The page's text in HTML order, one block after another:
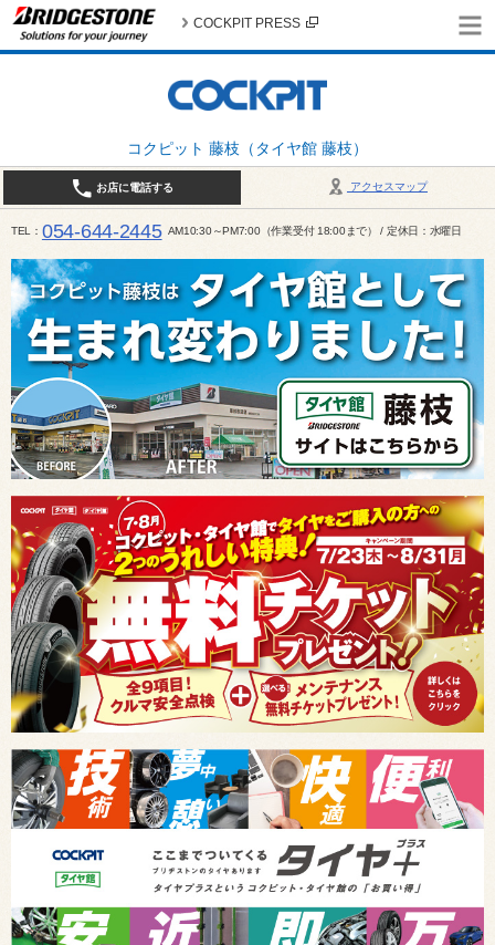
コクピット 藤枝（タイヤ館 藤枝）
COCKPIT PRESS
アクセスマップ
お店に電話する
TEL 054-644-2445 AM10:30～PM7:00（作業受付 18:00まで） / 定休日：水曜日